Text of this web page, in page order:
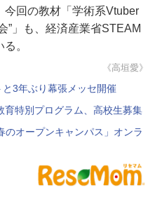
今回の教材「学術系Vtuber
”」も、経済産業省STEAM
。
《高垣愛》
3年ぶり幕張メッセ開催
育特別プログラム、高校生募集
のオープンキャンパス」オンラ